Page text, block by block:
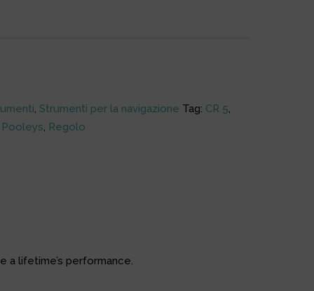
, Strumenti per la navigazione Tag: CR 5,
Pooleys, Regolo
a lifetime’s performance.